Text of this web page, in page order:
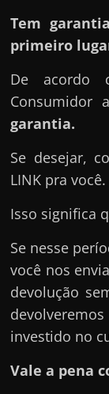
Tem
primeiro
De acordo
Consumidor
garantia.
Se desejar,
LINK pra você.
Isso significa
Se nesse
você nos
devolução
investido no
Vale a pena